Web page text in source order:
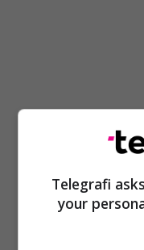
Hristijan Mickoski
Telegrafi
your